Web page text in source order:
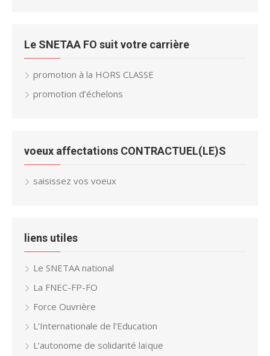
Le SNETAA FO suit votre carrière
promotion à la HORS CLASSE
promotion d’échelons
voeux affectations CONTRACTUEL(LE)S
saisissez vos voeux
liens utiles
Le SNETAA national
La FNEC-FP-FO
Force Ouvrière
L’Internationale de l’Education
L’autonome de solidarité laïque